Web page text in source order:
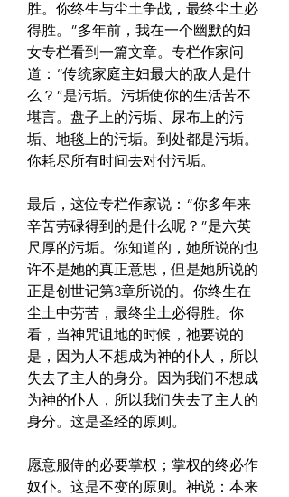
胜。你终生与尘土争战，最终尘土必
得胜。”多年前，我在一个幽默的妇
女专栏看到一篇文章。专栏作家问
道：“传统家庭主妇最大的敌人是什
么？”是污垢。污垢使你的生活苦不
堪言。盘子上的污垢、尿布上的污
垢、地毯上的污垢。到处都是污垢。
你耗尽所有时间去对付污垢。
最后，这位专栏作家说：“你多年来
辛苦劳碌得到的是什么呢？”是六英
尺厚的污垢。你知道的，她所说的也
许不是她的真正意思，但是她所说的
正是创世记第3章所说的。你终生在
尘土中劳苦，最终尘土必得胜。你
看，当神咒诅地的时候，祂要说的
是，因为人不想成为神的仆人，所以
失去了主人的身分。因为我们不想成
为神的仆人，所以我们失去了主人的
身分。这是圣经的原则。
愿意服侍的必要掌权；掌权的终必作
奴仆。这是不变的原则。神说：本来